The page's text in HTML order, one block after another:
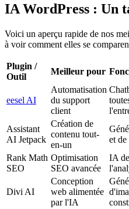
IA WordPress : Un
Voici un aperçu rapide de nos
à voir comment elles se
Plugin /
Outil
Meilleur pour
eesel AI
Automatisation
du support
client
Assistant
AI Jetpack
Création de
contenu tout-
en-un
et de
Rank Math
SEO
Optimisation
SEO avancée
IA
Divi AI
Conception
web alimentée
par l'IA